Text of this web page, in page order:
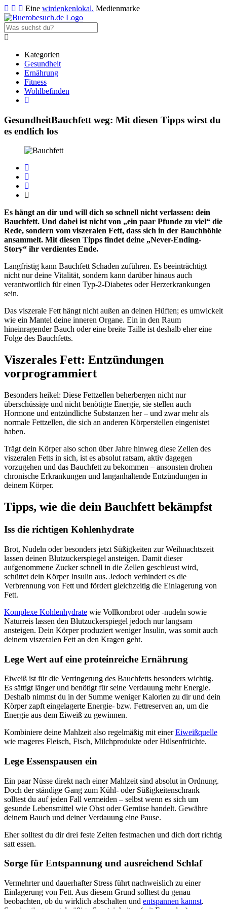
Eine wirdenkenlokal. Medienmarke
Kategorien
Gesundheit
Ernährung
Fitness
Wohlbefinden
GesundheitBauchfett weg: Mit diesen Tipps wirst du
es endlich los
Es hängt an dir und will dich so schnell nicht verlassen: dein
Bauchfett. Und dabei ist nicht von „ein paar Pfunde zu viel“ die
Rede, sondern vom viszeralen Fett, dass sich in der Bauchhöhle
ansammelt. Mit diesen Tipps findet deine „Never-Ending-
Story“ ihr verdientes Ende.
Langfristig kann Bauchfett Schaden zuführen. Es beeinträchtigt
nicht nur deine Vitalität, sondern kann darüber hinaus auch
verantwortlich für einen Typ-2-Diabetes oder Herzerkrankungen
sein.
Das viszerale Fett hängt nicht außen an deinen Hüften; es umwickelt
wie ein Mantel deine inneren Organe. Ein in den Raum
hineinragender Bauch oder eine breite Taille ist deshalb eher eine
Folge des Bauchfetts.
Viszerales Fett: Entzündungen
vorprogrammiert
Besonders heikel: Diese Fettzellen beherbergen nicht nur
überschüssige und nicht benötigte Energie, sie stellen auch
Hormone und entzündliche Substanzen her – und zwar mehr als
normale Fettzellen, die sich an anderen Körperstellen eingenistet
haben.
Trägt dein Körper also schon über Jahre hinweg diese Zellen des
viszeralen Fetts in sich, ist es absolut ratsam, aktiv dagegen
vorzugehen und das Bauchfett zu bekommen – ansonsten drohen
chronische Erkrankungen und langanhaltende Entzündungen in
deinem Körper.
Tipps, wie die dein Bauchfett bekämpfst
Iss die richtigen Kohlenhydrate
Brot, Nudeln oder besonders jetzt Süßigkeiten zur Weihnachtszeit
lassen deinen Blutzuckerspiegel ansteigen. Damit dieser
aufgenommene Zucker schnell in die Zellen geschleust wird,
schüttet dein Körper Insulin aus. Jedoch verhindert es die
Verbrennung von Fett und fördert gleichzeitig die Einlagerung von
Fett.
Komplexe Kohlenhydrate wie Vollkornbrot oder -nudeln sowie
Naturreis lassen den Blutzuckerspiegel jedoch nur langsam
ansteigen. Dein Körper produziert weniger Insulin, was somit auch
deinem viszeralen Fett an den Kragen geht.
Lege Wert auf eine proteinreiche Ernährung
Eiweiß ist für die Verringerung des Bauchfetts besonders wichtig.
Es sättigt länger und benötigt für seine Verdauung mehr Energie.
Deshalb nimmst du in der Summe weniger Kalorien zu dir und dein
Körper zapft eingelagerte Energie- bzw. Fettreserven an, um die
Energie aus dem Eiweiß zu gewinnen.
Kombiniere deine Mahlzeit also regelmäßig mit einerEiweißquelle
wie mageres Fleisch, Fisch, Milchprodukte oder Hülsenfrüchte.
Lege Essenspausen ein
Ein paar Nüsse direkt nach einer Mahlzeit sind absolut in Ordnung.
Doch der ständige Gang zum Kühl- oder Süßigkeitenschrank
solltest du auf jeden Fall vermeiden – selbst wenn es sich um
gesunde Lebensmittel wie Obst oder Gemüse handelt. Gewähre
deinem Bauch und deiner Verdauung eine Pause.
Eher solltest du dir drei feste Zeiten festmachen und dich dort richtig
satt essen.
Sorge für Entspannung und ausreichend Schlaf
Vermehrter und dauerhafter Stress führt nachweislich zu einer
Einlagerung von Fett. Aus diesem Grund solltest du genau
beobachten, ob du wirklich abschalten und entspannen kannst.